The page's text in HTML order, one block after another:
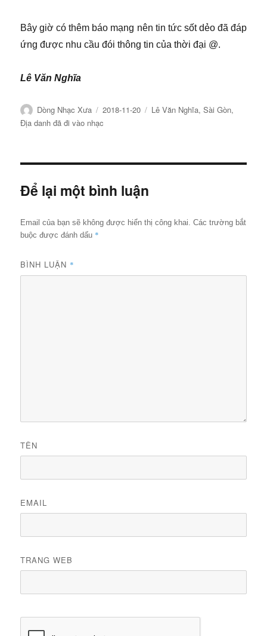
Bây giờ có thêm báo mạng nên tin tức sốt dẻo đã đáp
ứng được nhu cầu đói thông tin của thời đại @.
Lê Văn Nghĩa
Tác
giả
Dòng Nhạc Xưa
Đăng
ngày
2018-11-20
Chuyên
Lê Văn Nghĩa,Sài Gòn,
Địa danh đã đi vào nhạc
Để lại một bình luận
Email của bạn sẽ không được hiển thị công khai.
Các trường bắt
buộc được đánh dấu *
BÌNH LUẬN *
TÊN
EMAIL
TRANG WEB